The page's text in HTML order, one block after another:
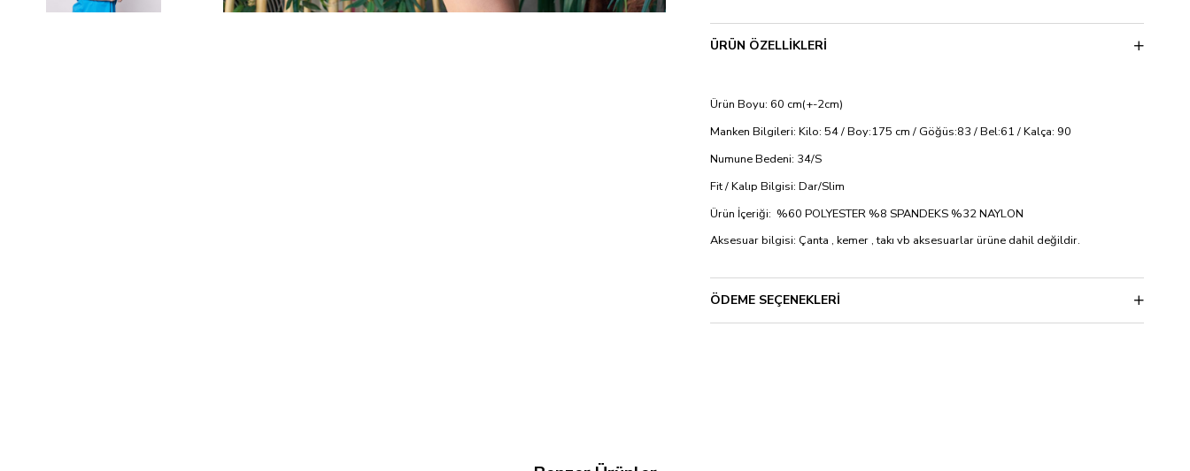
ÜRÜN ÖZELLIKLERI
Ürün Boyu: 60 cm(+-2cm)
Manken Bilgileri: Kilo: 54 / Boy:175 cm / Göğüs:83 / Bel:61 / Kalça: 90
Numune Bedeni: 34/S
Fit / Kalıp Bilgisi: Dar/Slim
Ürün İçeriği: %60 POLYESTER %8 SPANDEKS %32 NAYLON
Aksesuar bilgisi: Çanta , kemer , takı vb aksesuarlar ürüne dahil değildir.
ÖDEME SEÇENEKLERI